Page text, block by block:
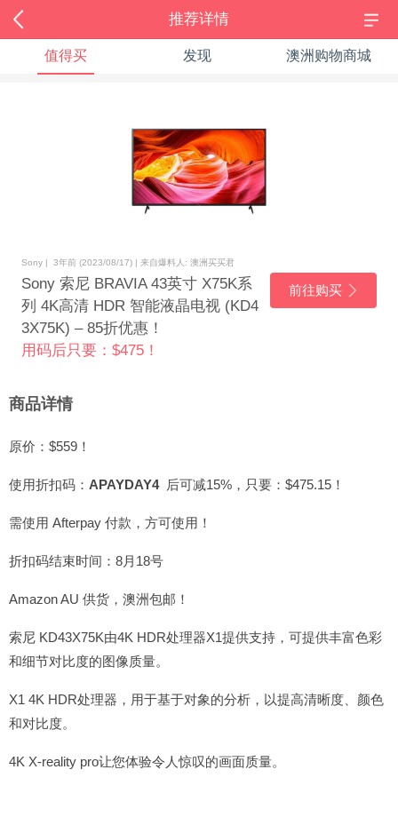
推荐详情
值得买 发现 澳洲购物商城
Sony | 3年前 (2023/08/17) | 来自爆料人: 澳洲买买君
Sony 索尼 BRAVIA 43英寸 X75K系
列 4K高清 HDR 智能液晶电视 (KD4
3X75K) – 85折优惠！
用码后只要：$475！
前往购买
商品详情
原价：$559！
使用折扣码： APAYDAY4后可减15%，只要：$475.15！
需使用 Afterpay 付款，方可使用！
折扣码结束时间：8月18号
Amazon AU 供货，澳洲包邮！
索尼 KD43X75K由4K HDR处理器X1提供支持，可提供丰富色彩
和细节对比度的图像质量。
X1 4K HDR处理器，用于基于对象的分析，以提高清晰度、颜色
和对比度。
4K X-reality pro让您体验令人惊叹的画面质量。